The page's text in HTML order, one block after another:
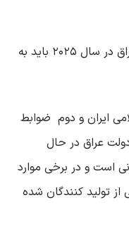
در سال ۲۰۲۵ باید به
ایران و دوم ضوابط
عراق در حال
است و در برخی موارد
از تولید کنندگان شده